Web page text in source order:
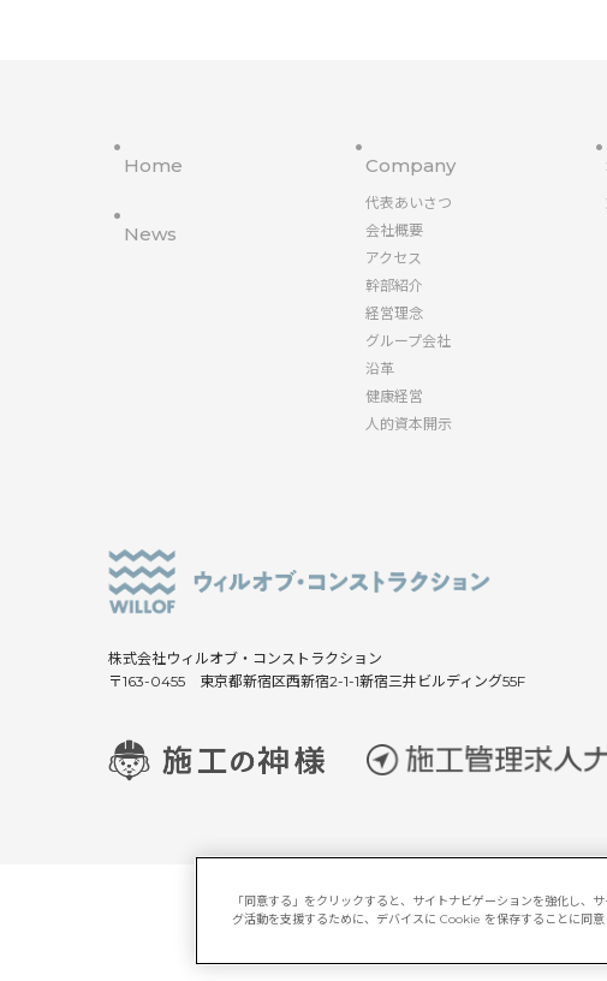
Home
News
Company
代表あいさつ
会社概要
アクセス
幹部紹介
経営理念
グループ会社
沿革
健康経営
人的資本開示
株式会社ウィルオブ・コンストラクション
〒163-0455 東京都新宿区西新宿2-1-1新宿三井ビルディング55F
「同意する」をクリックすると、サイトナビゲーションを強化し、
グ活動を支援するために、デバイスに Cookie を保存することに同意